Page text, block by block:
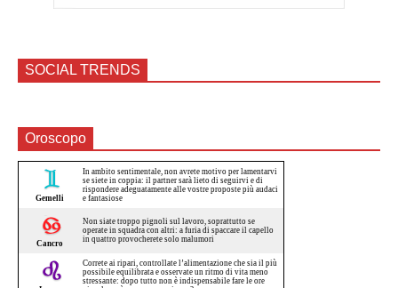
SOCIAL TRENDS
Oroscopo